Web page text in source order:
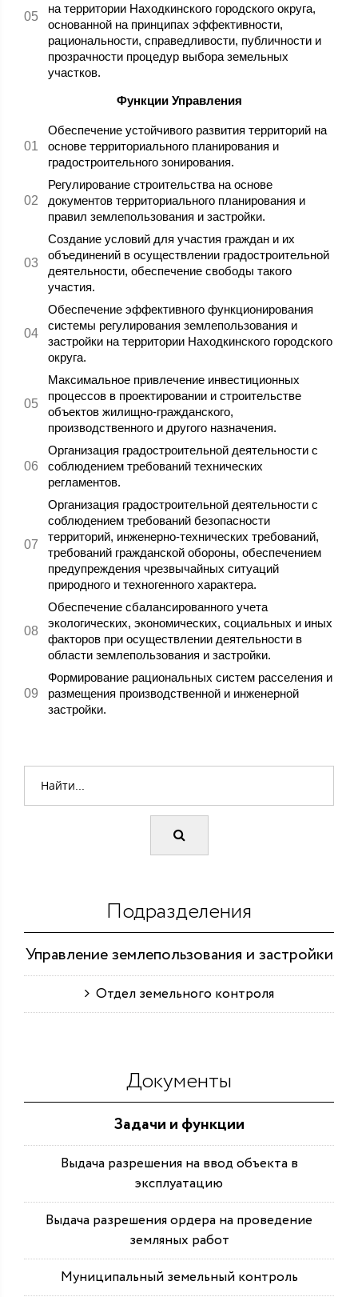
на территории Находкинского городского округа,
основанной на принципах эффективности,
рациональности, справедливости, публичности и
прозрачности процедур выбора земельных
участков.
Функции Управления
Обеспечение устойчивого развития территорий на
основе территориального планирования и
градостроительного зонирования.
Регулирование строительства на основе
документов территориального планирования и
правил землепользования и застройки.
Создание условий для участия граждан и их
объединений в осуществлении градостроительной
деятельности, обеспечение свободы такого
участия.
Обеспечение эффективного функционирования
системы регулирования землепользования и
застройки на территории Находкинского городского
округа.
Максимальное привлечение инвестиционных
процессов в проектировании и строительстве
объектов жилищно-гражданского,
производственного и другого назначения.
Организация градостроительной деятельности с
соблюдением требований технических
регламентов.
Организация градостроительной деятельности с
соблюдением требований безопасности
территорий, инженерно-технических требований,
требований гражданской обороны, обеспечением
предупреждения чрезвычайных ситуаций
природного и техногенного характера.
Обеспечение сбалансированного учета
экологических, экономических, социальных и иных
факторов при осуществлении деятельности в
области землепользования и застройки.
Формирование рациональных систем расселения и
размещения производственной и инженерной
застройки.
Подразделения
Управление землепользования и застройки
Отдел земельного контроля
Документы
Задачи и функции
Выдача разрешения на ввод объекта в
эксплуатацию
Выдача разрешения ордера на проведение
земляных работ
Муниципальный земельный контроль